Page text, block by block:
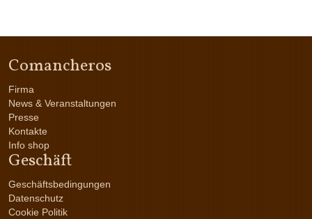
Comancheros
Firma
News & Veranstaltungen
Presse
Kontakte
Info shop
Geschäft
Geschäftsbedingungen
Datenschutz
Cookie Politik